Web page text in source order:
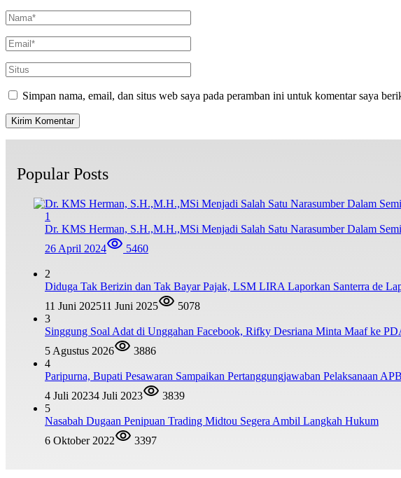
Simpan nama, email, dan situs web saya pada peramban ini untuk komentar saya
Popular Posts
1
Dr. KMS Herman, S.H.,M.H.,MSi Menjadi Salah Satu Narasumber Dalam
26 April 2024
5460
2
Diduga Tak Berizin dan Tak Bayar Pajak, LSM LIRA Laporkan Santerra de
11 Juni 202511 Juni 2025
5078
3
Singgung Soal Adat di Unggahan Facebook, Rifky Desriana Minta Maaf ke
5 Agustus 2026
3886
4
Paripurna, Bupati Pesawaran Sampaikan Pertanggungjawaban Pelaksanaan
4 Juli 20234 Juli 2023
3839
5
Nasabah Dugaan Penipuan Trading Midtou Segera Ambil Langkah Hukum
6 Oktober 2022
3397